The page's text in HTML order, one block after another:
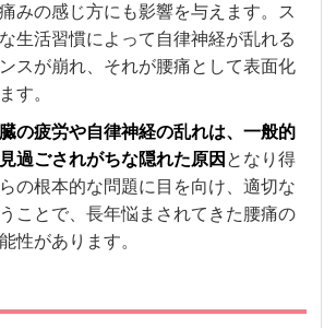
みの感じ方にも影響を与えます。ス
生活習慣によって自律神経が乱れる
スが崩れ、それが腰痛として表面化
す。
の疲労や自律神経の乱れは、一般的
過ごされがちな隠れた原因 となり得
の根本的な問題に目を向け、適切な
ことで、長年悩まされてきた腰痛の
性があります。